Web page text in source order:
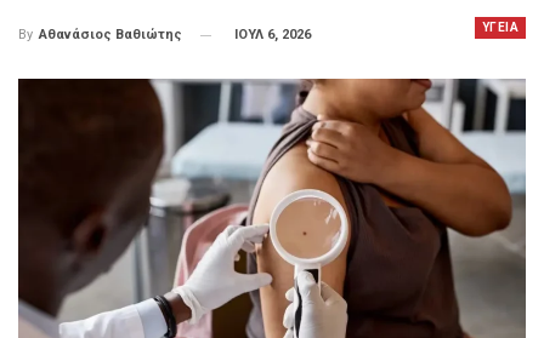
ΥΓΕΙΑ
By Αθανάσιος Βαθιώτης ΙΟΥΛ 6, 2026